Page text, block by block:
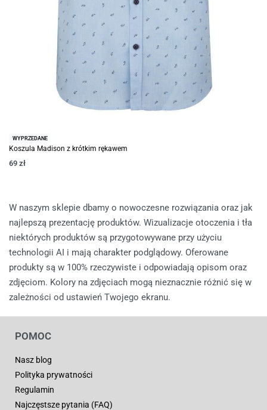
WYPRZEDANE
Koszula Madison z krótkim rękawem
69 zł
W naszym sklepie dbamy o nowoczesne rozwiązania oraz jak
najlepszą prezentację produktów. Wizualizacje otoczenia i tła
niektórych produktów są przygotowywane przy użyciu
technologii AI i mają charakter podglądowy. Oferowane
produkty są w 100% rzeczywiste i odpowiadają opisom oraz
zdjęciom. Kolory na zdjęciach mogą nieznacznie różnić się w
zależności od ustawień Twojego ekranu.
POMOC
Nasz blog
Polityka prywatności
Regulamin
Najczęstsze pytania (FAQ)